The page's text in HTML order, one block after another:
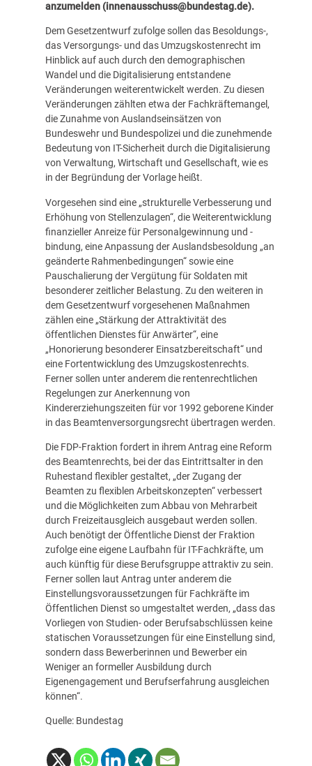
anzumelden (innenausschuss@bundestag.de).
Dem Gesetzentwurf zufolge sollen das Besoldungs-,
das Versorgungs- und das Umzugskostenrecht im
Hinblick auf auch durch den demographischen
Wandel und die Digitalisierung entstandene
Veränderungen weiterentwickelt werden. Zu diesen
Veränderungen zählten etwa der Fachkräftemangel,
die Zunahme von Auslandseinsätzen von
Bundeswehr und Bundespolizei und die zunehmende
Bedeutung von IT-Sicherheit durch die Digitalisierung
von Verwaltung, Wirtschaft und Gesellschaft, wie es
in der Begründung der Vorlage heißt.
Vorgesehen sind eine „strukturelle Verbesserung und
Erhöhung von Stellenzulagen“, die Weiterentwicklung
finanzieller Anreize für Personalgewinnung und -
bindung, eine Anpassung der Auslandsbesoldung „an
geänderte Rahmenbedingungen“ sowie eine
Pauschalierung der Vergütung für Soldaten mit
besonderer zeitlicher Belastung. Zu den weiteren in
dem Gesetzentwurf vorgesehenen Maßnahmen
zählen eine „Stärkung der Attraktivität des
öffentlichen Dienstes für Anwärter“, eine
„Honorierung besonderer Einsatzbereitschaft“ und
eine Fortentwicklung des Umzugskostenrechts.
Ferner sollen unter anderem die rentenrechtlichen
Regelungen zur Anerkennung von
Kindererziehungszeiten für vor 1992 geborene Kinder
in das Beamtenversorgungsrecht übertragen werden.
Die FDP-Fraktion fordert in ihrem Antrag eine Reform
des Beamtenrechts, bei der das Eintrittsalter in den
Ruhestand flexibler gestaltet, „der Zugang der
Beamten zu flexiblen Arbeitskonzepten“ verbessert
und die Möglichkeiten zum Abbau von Mehrarbeit
durch Freizeitausgleich ausgebaut werden sollen.
Auch benötigt der Öffentliche Dienst der Fraktion
zufolge eine eigene Laufbahn für IT-Fachkräfte, um
auch künftig für diese Berufsgruppe attraktiv zu sein.
Ferner sollen laut Antrag unter anderem die
Einstellungsvoraussetzungen für Fachkräfte im
Öffentlichen Dienst so umgestaltet werden, „dass das
Vorliegen von Studien- oder Berufsabschlüssen keine
statischen Voraussetzungen für eine Einstellung sind,
sondern dass Bewerberinnen und Bewerber ein
Weniger an formeller Ausbildung durch
Eigenengagement und Berufserfahrung ausgleichen
können“.
Quelle: Bundestag